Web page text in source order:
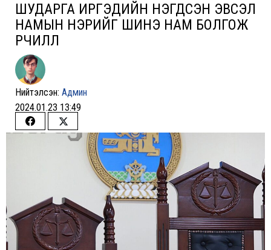
ШУДАРГА ИРГЭДИЙН НЭГДСЭН ЭВСЭЛ
НАМЫН НЭРИЙГ ШИНЭ НАМ БОЛГОЖ
ӨӨРЧИЛЛӨӨ
Нийтэлсэн: Админ
2024.01.23 13:49
Share
Share
Twitter